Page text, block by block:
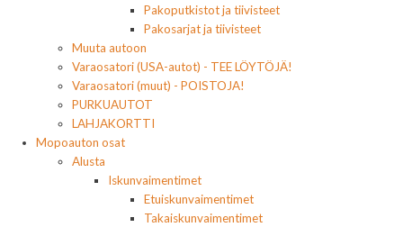
Pakoputkistot ja tiivisteet
Pakosarjat ja tiivisteet
Muuta autoon
Varaosatori (USA-autot) - TEE LÖYTÖJÄ!
Varaosatori (muut) - POISTOJA!
PURKUAUTOT
LAHJAKORTTI
Mopoauton osat
Alusta
Iskunvaimentimet
Etuiskunvaimentimet
Takaiskunvaimentimet